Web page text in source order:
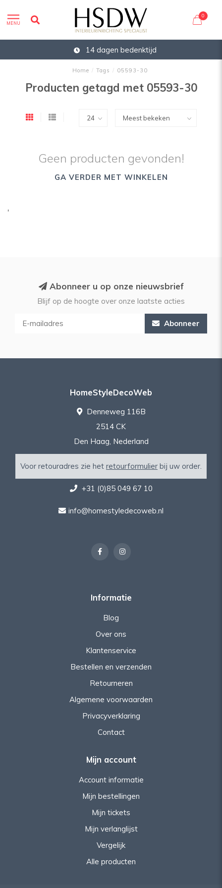
MENU
0
14 dagen bedenktijd
Home / Tags / 05593-30
Producten getagd met 05593-30
Geen producten gevonden!
GA VERDER MET WINKELEN
'
Abonneer u op onze nieuwsbrief
Blijf op de hoogte over onze laatste acties
Abonneer
HomeStyleDecoWeb
Denneweg 116B
2514 CK
Den Haag, Nederland
Voor retouradres zie het retourformulier bij uw order.
+31 (0)85 049 67 10
info@homestyledecoweb.nl
Informatie
Blog
Over ons
Klantenservice
Bestellen en verzenden
Retourneren
Algemene voorwaarden
Privacyverklaring
Contact
Mijn account
Account informatie
Mijn bestellingen
Mijn tickets
Mijn verlanglijst
Vergelijk
Alle producten